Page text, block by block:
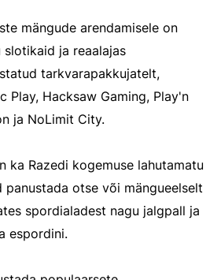
mängude arendamisele on
slotikaid ja reaalajas
tarkvarapakkujatelt,
Play, Hacksaw Gaming, Play'n
ja NoLimit City.
ka Razedi kogemuse lahutamatu
panustada otse või mängueelselt
spordialadest nagu jalgpall ja
espordini.